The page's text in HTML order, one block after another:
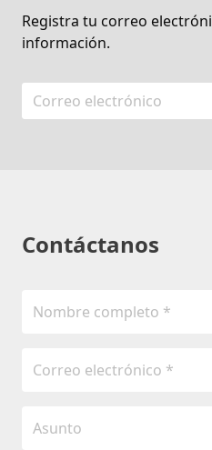
Registra tu correo
información.
Contáctanos